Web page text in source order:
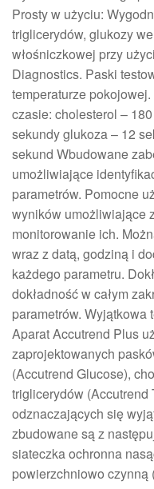
Prosty w użyciu:
triglicerydów, glukozy
włośniczkowej przy
Diagnostics. Paski
temperaturze
czasie: cholesterol –
sekundy glukoza – 12
sekund Wbudowane
umożliwiające
parametrów. Pomocne
wyników umożliwiające
monitorowanie ich.
wraz z datą, godziną i
każdego parametru.
dokładność w całym
parametrów.
Aparat Accutrend Plus
zaprojektowanych
(Accutrend Glucose),
triglicerydów
odznaczających się
zbudowane są z
siateczka ochronna
powierzchniowo czynną